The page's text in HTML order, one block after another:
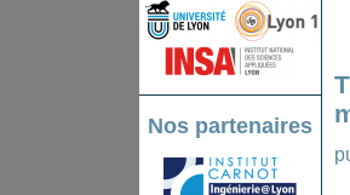
Nos partenaires